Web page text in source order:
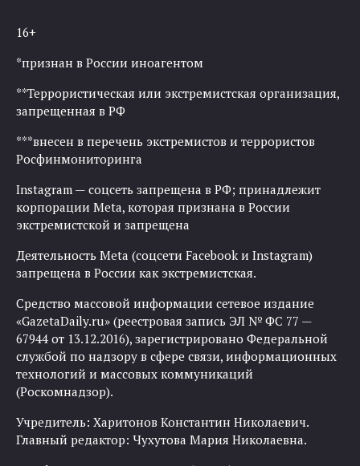
16+
*признан в России иноагентом
**Террористическая или экстремистская организация,
запрещенная в РФ
***внесен в перечень экстремистов и террористов
Росфинмониторинга
Instagram — соцсеть запрещена в РФ; принадлежит
корпорации Meta, которая признана в России
экстремистской и запрещена
Деятельность Meta (соцсети Facebook и Instagram)
запрещена в России как экстремистская.
Средство массовой информации сетевое издание
«GazetaDaily.ru» (реестровая запись ЭЛ № ФС 77 —
67944 от 13.12.2016), зарегистрировано Федеральной
службой по надзору в сфере связи, информационных
технологий и массовых коммуникаций
(Роскомнадзор).
Учредитель: Харитонов Константин Николаевич.
Главный редактор: Чухутова Мария Николаевна.